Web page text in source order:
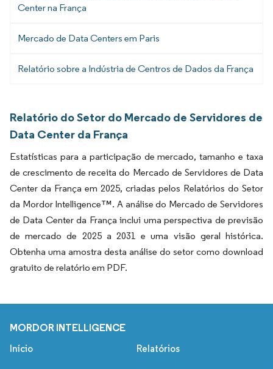
Center na França
Mercado de Data Centers em Paris
Relatório sobre a Indústria de Centros de Dados da França
Relatório do Setor do Mercado de Servidores de
Data Center da França
Estatísticas para a participação de mercado, tamanho e taxa
de crescimento de receita do Mercado de Servidores de Data
Center da França em 2025, criadas pelos Relatórios do Setor
da Mordor Intelligence™. A análise do Mercado de Servidores
de Data Center da França inclui uma perspectiva de previsão
de mercado de 2025 a 2031 e uma visão geral histórica.
Obtenha uma amostra desta análise do setor como download
gratuito de relatório em PDF.
MORDOR INTELLIGENCE
Início Relatórios